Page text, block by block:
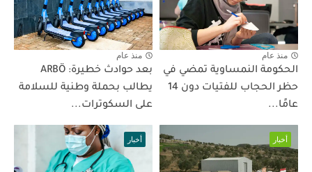
منذ عام
الحكومة النمساوية تمضي في
حظر الحجاب للفتيات دون 14
عامًا...
منذ عام
بعد حوادث خطيرة: ARBÖ
يطالب بحملة وطنية للسلامة
على السكوترات...
أخبار أخبار